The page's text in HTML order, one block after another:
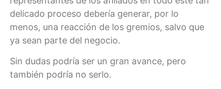
delicado proceso debería generar, por lo
menos, una reacción de los gremios, salvo que
ya sean parte del negocio.
Sin dudas podría ser un gran avance, pero
también podría no serlo.